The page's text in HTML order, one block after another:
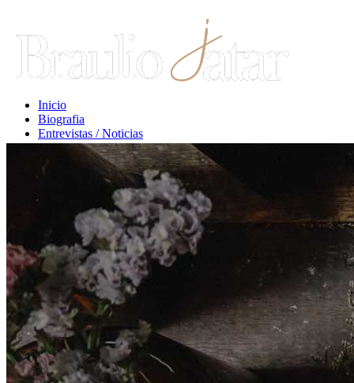
Inicio
Biografia
Entrevistas / Noticias
Libros / Comentarios
Escritos Jurídicos
Clases / Charlas